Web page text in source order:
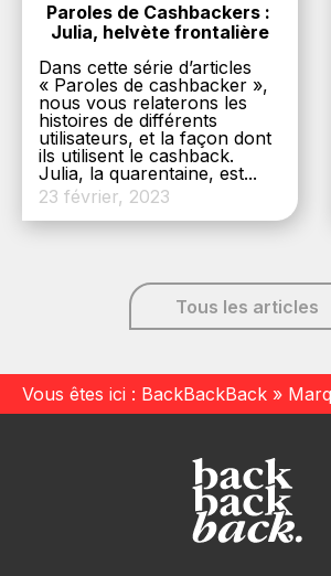
Paroles de Cashbackers :
Julia, helvète frontalière
Dans cette série d’articles
« Paroles de cashbacker »,
nous vous relaterons les
histoires de différents
utilisateurs, et la façon dont
ils utilisent le cashback.
Julia, la quarentaine, est...
23 février, 2023
Tous les articles
Vous êtes ici : BackBackBack »